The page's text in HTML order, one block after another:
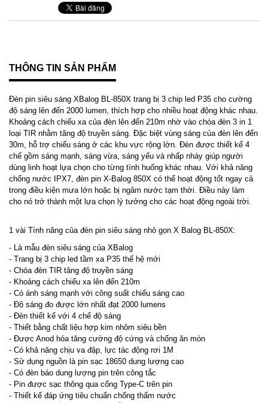
THÔNG TIN SẢN PHẨM
Đèn pin siêu sáng XBalog BL-850X trang bị 3 chip led P35 cho cường
độ sáng lên đến 2000 lumen, thích hợp cho nhiều hoạt động khác nhau.
Khoảng cách chiếu xa của đèn lên đến 210m nhờ vào chóa đèn 3 in 1
loại TIR nhằm tăng độ truyền sáng. Đặc biệt vùng sáng của đèn lên đến
30m, hỗ trợ chiếu sáng ở các khu vực rộng lớn. Đèn được thiết kế 4
chế gồm sáng mạnh, sáng vừa, sáng yếu và nhấp nháy giúp người
dùng linh hoạt lựa chọn cho từng tình huống khác nhau. Với khả năng
chống nước IPX7, đèn pin X-Balog 850X có thể hoạt động tốt ngay cả
trong điều kiện mưa lớn hoặc bị ngâm nước tạm thời. Điều này làm
cho nó trở thành một lựa chọn lý tưởng cho các hoạt động ngoài trời.
1 vài Tính năng của đèn pin siêu sáng nhỏ gọn X Balog BL-850X:
- Là mẫu đèn siêu sáng của XBalog
- Trang bị 3 chip led tầm xa P35 thế hệ mới
- Chóa đèn TIR tăng độ truyền sáng
- Khoảng cách chiếu xa lên đến 210m
- Có ánh sáng mạnh với công suất chiếu sáng cao
- Độ sáng đo được lớn nhất đạt 2000 lumens
- Đèn thiết kế với 4 chế độ sáng
- Thiết bằng chất liệu hợp kim nhôm siêu bền
- Được Anod hóa tăng cường độ cứng và chống ăn mòn
- Có khả năng chịu va đập, lực tác động rơi 1M
- Sử dụng nguồn là pin sạc 18650 dung lượng cao
- Có đèn báo dung lượng pin trên công tắc
- Pin được sạc thông qua cổng Type-C trên pin
- Thiết kế đáp ứng tiêu chuẩn chống thấm nước